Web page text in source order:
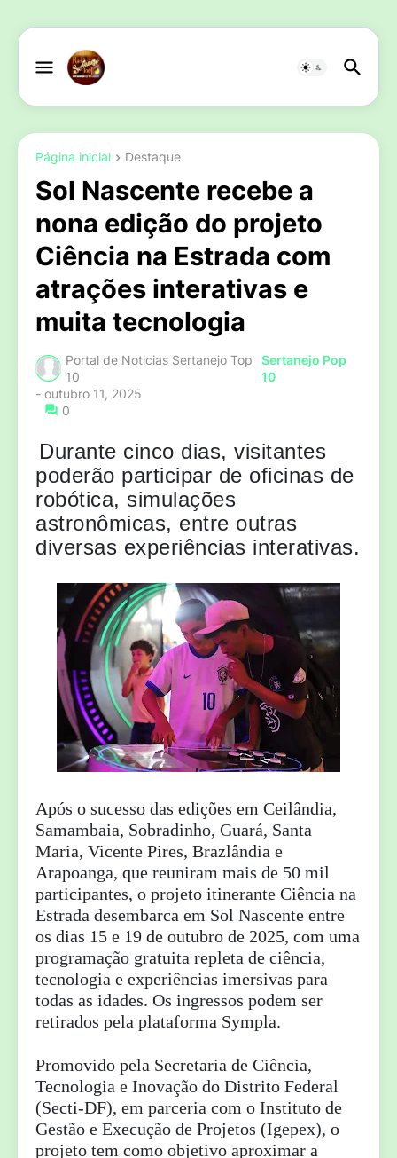
Página inicial Destaque
Sol Nascente recebe a
nona edição do projeto
Ciência na Estrada com
atrações interativas e
muita tecnologia
Portal de Noticias Sertanejo Top
10
Sertanejo Pop
10
- outubro 11, 2025
0
Durante cinco dias, visitantes
poderão participar de oficinas de
robótica, simulações
astronômicas, entre outras
diversas experiências interativas.
Após o sucesso das edições em Ceilândia,
Samambaia, Sobradinho, Guará, Santa
Maria, Vicente Pires, Brazlândia e
Arapoanga, que reuniram mais de 50 mil
participantes, o projeto itinerante Ciência na
Estrada desembarca em Sol Nascente entre
os dias 15 e 19 de outubro de 2025, com uma
programação gratuita repleta de ciência,
tecnologia e experiências imersivas para
todas as idades. Os ingressos podem ser
retirados pela plataforma Sympla.
Promovido pela Secretaria de Ciência,
Tecnologia e Inovação do Distrito Federal
(Secti-DF), em parceria com o Instituto de
Gestão e Execução de Projetos (Igepex), o
projeto tem como objetivo aproximar a